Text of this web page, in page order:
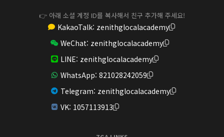
👉 아래 소셜 계정 ID를 복사해서 친구 추가해 주세요!
KakaoTalk: zenithglocalacademy
WeChat: zenithglocalacademy
LINE: zenithglocalacademy
WhatsApp: 821028242059
Telegram: zenithglocalacademy
VK: 1057113913